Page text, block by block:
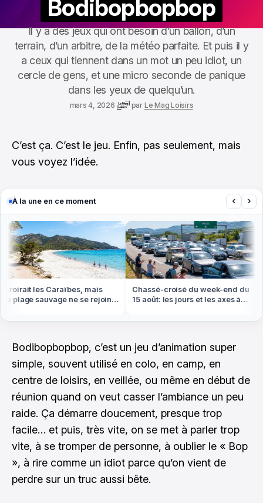
Bodibopbopbop
Il y a des jeux qui ont besoin d’un ballon, d’un
terrain, d’un arbitre, de la météo parfaite. Et puis il y
a ceux qui tiennent dans un mot un peu idiot, un
cercle de gens, et une micro seconde de panique
dans les yeux de quelqu’un.
mars 4, 2026 par Le Mag Loisirs
C’est ça. C’est le jeu. Enfin, pas seulement, mais
vous voyez l’idée.
À la une en ce moment ‹ ›
les Caraïbes, mais
sauvage ne se rejoint
Chassé-croisé du week-end du
15 août: les jours et les axes à
Bodibopbopbop, c’est un jeu d’animation super
simple, souvent utilisé en colo, en camp, en
centre de loisirs, en veillée, ou même en début de
réunion quand on veut casser l’ambiance un peu
raide. Ça démarre doucement, presque trop
facile… et puis, très vite, on se met à parler trop
vite, à se tromper de personne, à oublier le « Bop
», à rire comme un idiot parce qu’on vient de
perdre sur un truc aussi bête.